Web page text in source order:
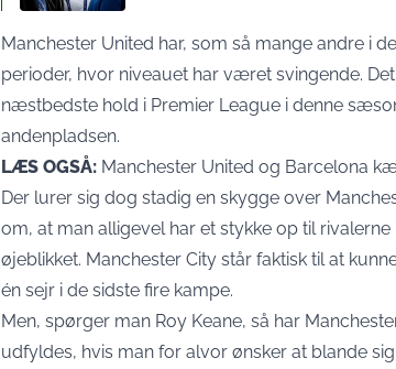
Manchester United har, som så mange andre i
perioder, hvor niveauet har været svingende.
næstbedste hold i Premier League i denne
andenpladsen.
LÆS OGSÅ: Manchester United og Barcelona
Der lurer sig dog stadig en skygge over
om, at man alligevel har et stykke op til
øjeblikket. Manchester City står faktisk til at
én sejr i de sidste fire kampe.
Men, spørger man Roy Keane, så har
udfyldes, hvis man for alvor ønsker at blande